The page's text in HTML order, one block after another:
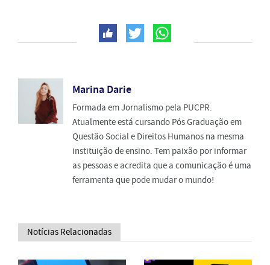
Marina Darie
Formada em Jornalismo pela PUCPR.
Atualmente está cursando Pós Graduação em
Questão Social e Direitos Humanos na mesma
instituição de ensino. Tem paixão por informar
as pessoas e acredita que a comunicação é uma
ferramenta que pode mudar o mundo!
Notícias Relacionadas